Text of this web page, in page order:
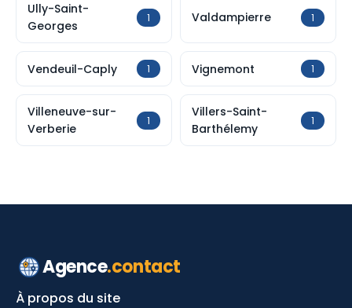
Ully-Saint-
Georges
1 Valdampierre 1
Vendeuil-Caply 1 Vignemont 1
Villeneuve-sur-
Verberie
1
Villers-Saint-
Barthélemy
1
Agence.contact
À propos du site